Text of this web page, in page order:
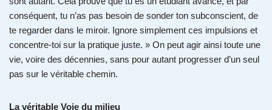
conséquent, tu n’as pas besoin de sonder ton subconscient, de
te regarder dans le miroir. Ignore simplement ces impulsions et
concentre-toi sur la pratique juste. » On peut agir ainsi toute une
vie, voire des décennies, sans pour autant progresser d’un seul
pas sur le véritable chemin.
La véritable Voie du milieu